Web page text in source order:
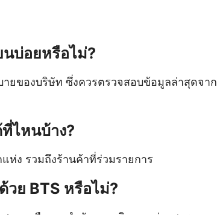
นบ่อยหรือไม่?
ยของบริษัท ซึ่งควรตรวจสอบข้อมูลล่าสุดจาก
ไหนบ้าง?
ห่ง รวมถึงร้านค้าที่ร่วมรายการ
วย BTS หรือไม่?